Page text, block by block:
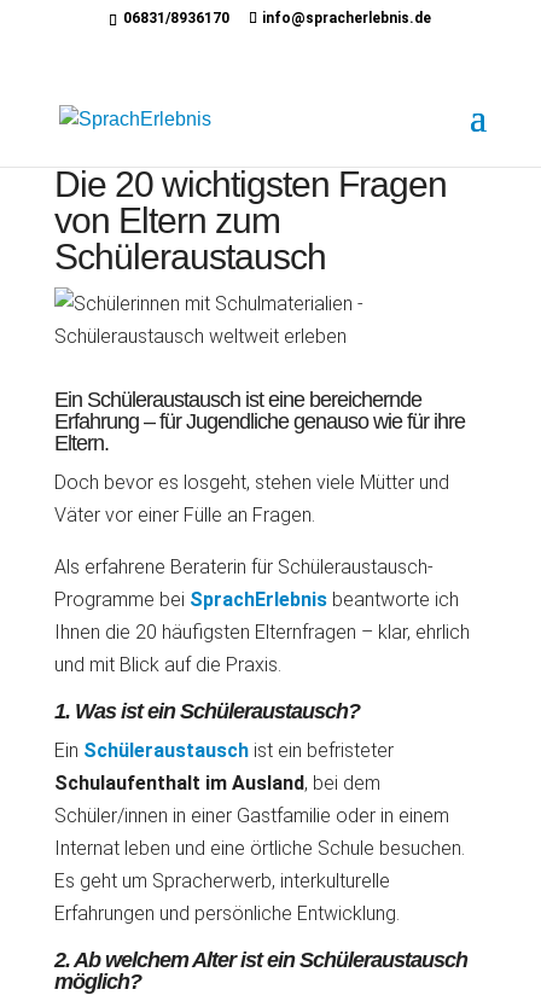
06831/8936170 info@spracherlebnis.de
Die 20 wichtigsten Fragen
von Eltern zum
Schüleraustausch
Ein Schüleraustausch ist eine bereichernde
Erfahrung – für Jugendliche genauso wie für ihre
Eltern.
Doch bevor es losgeht, stehen viele Mütter und
Väter vor einer Fülle an Fragen.
Als erfahrene Beraterin für Schüleraustausch-
Programme bei SprachErlebnis beantworte ich
Ihnen die 20 häufigsten Elternfragen – klar, ehrlich
und mit Blick auf die Praxis.
1. Was ist ein Schüleraustausch?
Ein Schüleraustausch ist ein befristeter
Schulaufenthalt im Ausland, bei dem
Schüler/innen in einer Gastfamilie oder in einem
Internat leben und eine örtliche Schule besuchen.
Es geht um Spracherwerb, interkulturelle
Erfahrungen und persönliche Entwicklung.
2. Ab welchem Alter ist ein Schüleraustausch
möglich?